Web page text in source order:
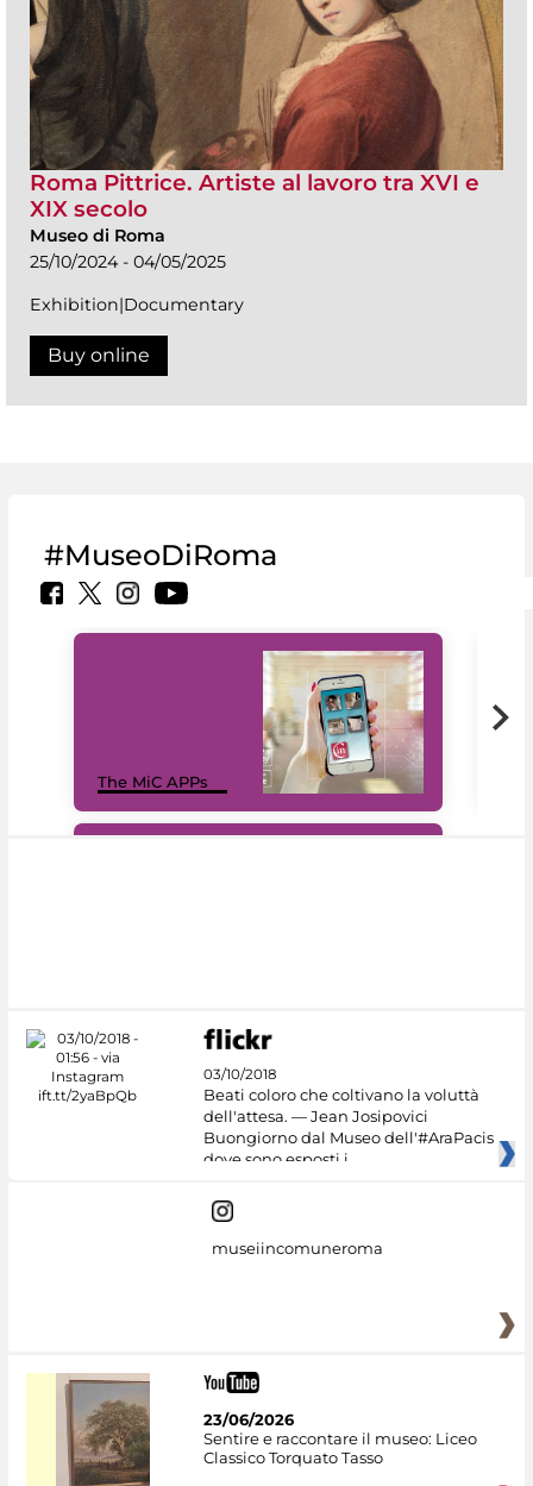
Roma Pittrice. Artiste al lavoro tra XVI e
XIX secolo
Museo di Roma
25/10/2024 - 04/05/2025
Exhibition|Documentary
Buy online
#MuseoDiRoma
The MiC APPs
03/10/2018
Beati coloro che coltivano la voluttà
dell'attesa. — Jean Josipovici
Buongiorno dal Museo dell'#AraPacis
dove sono esposti i
museiincomuneroma
23/06/2026
Sentire e raccontare il museo: Liceo
Classico Torquato Tasso